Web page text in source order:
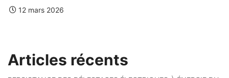
SOUS HAUTE...
Articles récents